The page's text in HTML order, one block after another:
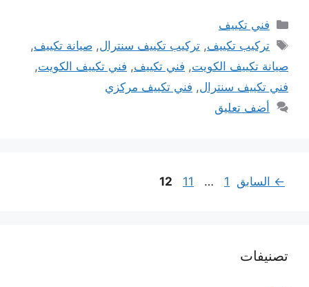
التصنيفات
فني تكييف
الوسوم
تركيب تكييف,تركيب تكييف سنترال,صيانة تكييف,
صيانة تكييف الكويت, فني تكييف, فني تكييف الكويت,
فني تكييف سنترال, فني تكييف مركزي
أضف تعليق
← السابق Page
1
…
Page
11
Page
12
تصنيفات